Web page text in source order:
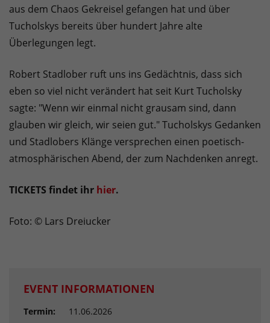
aus dem Chaos Gekreisel gefangen hat und über
Tucholskys bereits über hundert Jahre alte
Überlegungen legt.
Robert Stadlober ruft uns ins Gedächtnis, dass sich
eben so viel nicht verändert hat seit Kurt Tucholsky
sagte: "Wenn wir einmal nicht grausam sind, dann
glauben wir gleich, wir seien gut." Tucholskys Gedanken
und Stadlobers Klänge versprechen einen poetisch-
atmosphärischen Abend, der zum Nachdenken anregt.
TICKETS findet ihr hier.
Foto: © Lars Dreiucker
EVENT INFORMATIONEN
Termin:
11.06.2026